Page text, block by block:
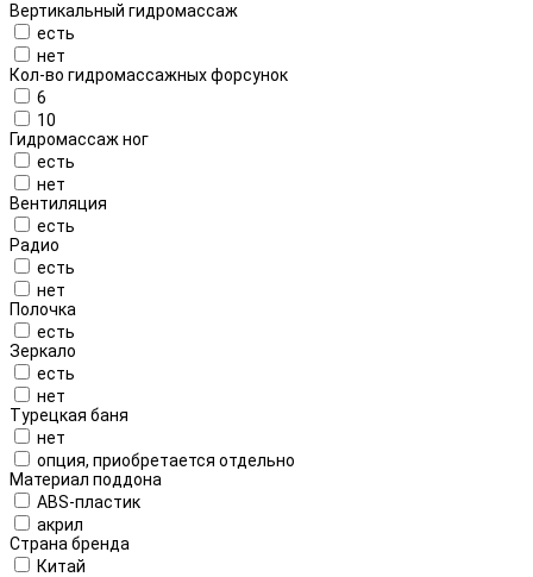
Вертикальный гидромассаж
есть
нет
Кол-во гидромассажных форсунок
6
10
Гидромассаж ног
есть
нет
Вентиляция
есть
Радио
есть
нет
Полочка
есть
Зеркало
есть
нет
Турецкая баня
нет
опция, приобретается отдельно
Материал поддона
ABS-пластик
акрил
Страна бренда
Китай